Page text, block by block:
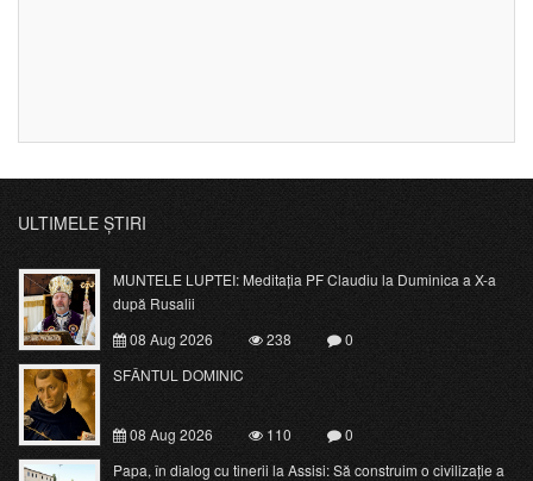
ULTIMELE ȘTIRI
MUNTELE LUPTEI: Meditația PF Claudiu la Duminica a X-a
după Rusalii
08 Aug 2026
238
0
SFÂNTUL DOMINIC
08 Aug 2026 110
0
Papa, în dialog cu tinerii la Assisi: Să construim o civilizație a